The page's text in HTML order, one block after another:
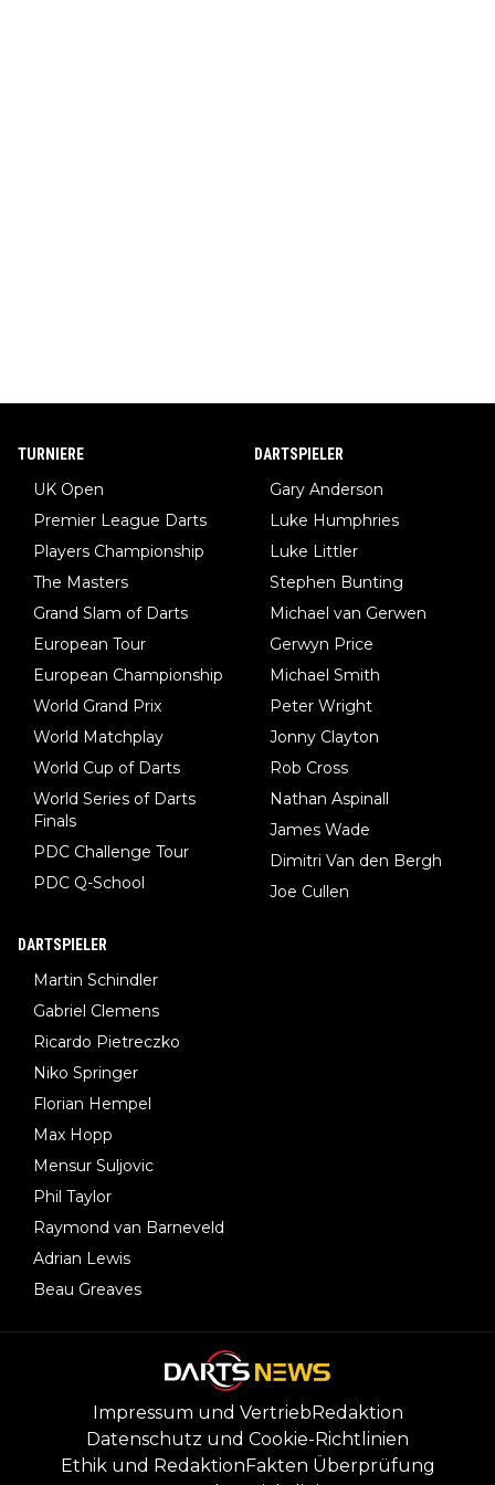
TURNIERE
UK Open
Premier League Darts
Players Championship
The Masters
Grand Slam of Darts
European Tour
European Championship
World Grand Prix
World Matchplay
World Cup of Darts
World Series of Darts
Finals
PDC Challenge Tour
PDC Q-School
DARTSPIELER
Gary Anderson
Luke Humphries
Luke Littler
Stephen Bunting
Michael van Gerwen
Gerwyn Price
Michael Smith
Peter Wright
Jonny Clayton
Rob Cross
Nathan Aspinall
James Wade
Dimitri Van den Bergh
Joe Cullen
DARTSPIELER
Martin Schindler
Gabriel Clemens
Ricardo Pietreczko
Niko Springer
Florian Hempel
Max Hopp
Mensur Suljovic
Phil Taylor
Raymond van Barneveld
Adrian Lewis
Beau Greaves
Impressum und VertriebRedaktion
Datenschutz und Cookie-Richtlinien
Ethik und RedaktionFakten Überprüfung